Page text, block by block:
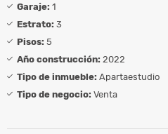
Garaje: 1
Estrato: 3
Pisos: 5
Año construcción: 2022
Tipo de inmueble: Apartaestudio
Tipo de negocio: Venta